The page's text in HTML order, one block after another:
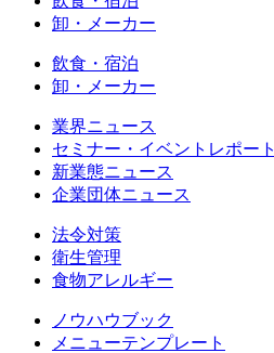
卸・メーカー
飲食・宿泊
卸・メーカー
業界ニュース
セミナー・イベントレポート
新業態ニュース
企業団体ニュース
法令対策
衛生管理
食物アレルギー
ノウハウブック
メニューテンプレート